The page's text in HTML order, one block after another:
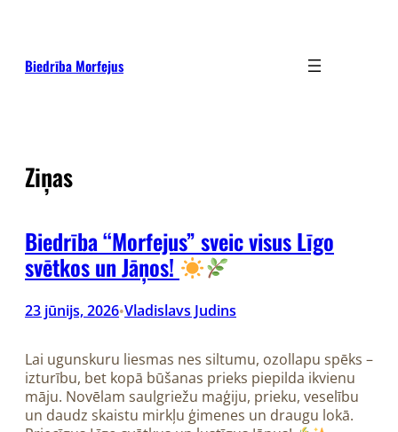
Biedrība Morfejus
Ziņas
Biedrība “Morfejus” sveic visus Līgo
svētkos un Jāņos!
23 jūnijs, 2026•Vladislavs Judins
Lai ugunskuru liesmas nes siltumu, ozollapu spēks –
izturību, bet kopā būšanas prieks piepilda ikvienu
māju. Novēlam saulgriežu maģiju, prieku, veselību
un daudz skaistu mirkļu ģimenes un draugu lokā.